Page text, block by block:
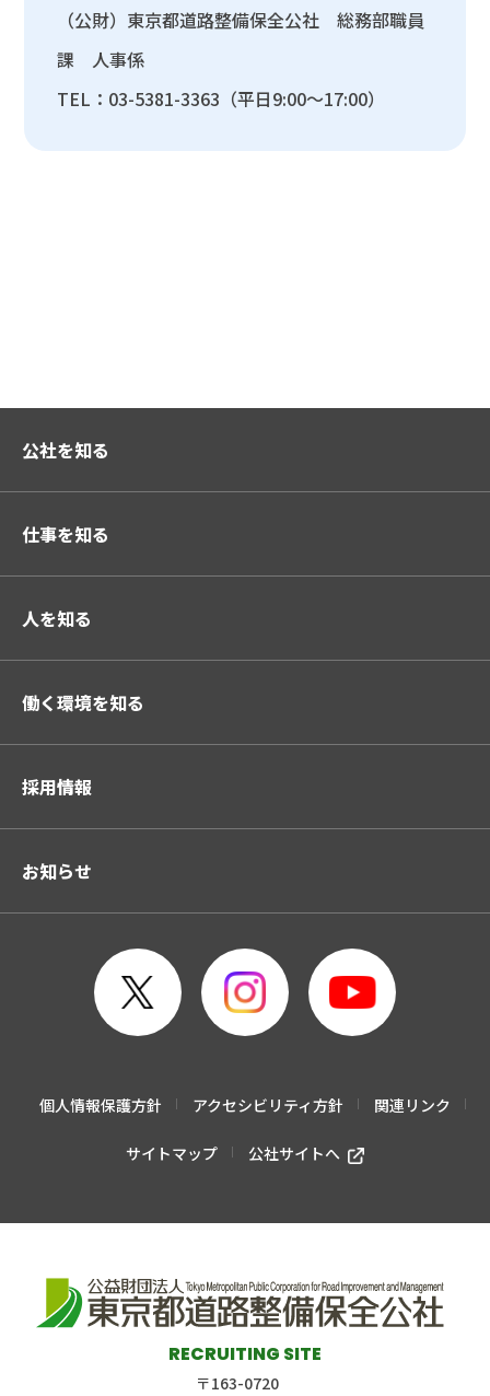
（公財）東京都道路整備保全公社 総務部職員
課 人事係
TEL：03-5381-3363（平日9:00～17:00）
公社を知る
仕事を知る
人を知る
働く環境を知る
採用情報
お知らせ
個人情報保護方針 アクセシビリティ方針 関連リンク
サイトマップ 公社サイトへ
RECRUITING SITE
〒163-0720